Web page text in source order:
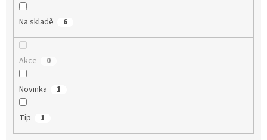
Na skladě 6
Akce 0
Novinka 1
Tip 1